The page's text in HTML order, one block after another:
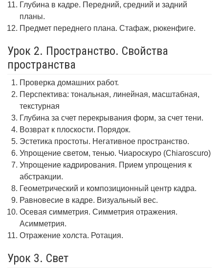
Глубина в кадре. Передний, средний и задний
планы.
Предмет переднего плана. Стафаж, рюкенфиге.
Урок 2. Пространство. Свойства
пространства
Проверка домашних работ.
Перспектива: тональная, линейная, масштабная,
текстурная
Глубина за счет перекрывания форм, за счет тени.
Возврат к плоскости. Порядок.
Эстетика простоты. Негативное пространство.
Упрощение светом, тенью. Чиароскуро (Chiaroscuro)
Упрощение кадрирования. Прием упрощения к
абстракции.
Геометрический и композиционный центр кадра.
Равновесие в кадре. Визуальный вес.
Осевая симметрия. Симметрия отражения.
Асимметрия.
Отражение холста. Ротация.
Урок 3. Свет